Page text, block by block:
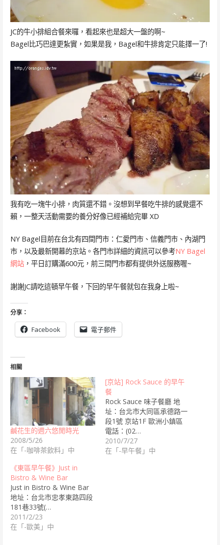
JC的牛小排組合餐來囉，看起來也是超大一盤的啊~
Bagel比巧巴達更紮實，如果是我，Bagel和牛排肯定只能擇一了!
我有吃一塊牛小排，肉質還不錯。沒想到早餐吃牛排的感覺還不
賴，一整天活動需要的養分好像已經補給完畢 XD
NY Bagel目前在台北有四間門市：仁愛門市、信義門市、內湖門
市，以及最新開幕的京站。各門市詳細的資訊可以參考NY Bagel
網站，平日訂購滿600元，前三間門市都有提供外送服務喔~
謝謝JC請吃這頓早午餐，下回的早午餐就包在我身上啦~
分享：
Facebook 電子郵件
相關
鹹花生的週六悠閒時光
2008/5/26
在「-咖啡茶飲料」中
[京站] Rock Sauce 的早午
餐
Rock Sauce 味子餐廳 地
址：台北市大同區承德路一
段1號 京站1F 歐洲小鎮區
電話：(02…
2010/7/27
在「-早午餐」中
《東區早午餐》Just in
Bistro & Wine Bar
Just in Bistro & Wine Bar
地址：台北市忠孝東路四段
181巷33號(…
2011/2/23
在「-歐美」中